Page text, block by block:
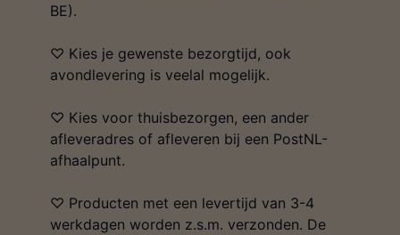
BE).
♡ Kies je gewenste bezorgtijd, ook
avondlevering is veelal mogelijk.
♡ Kies voor thuisbezorgen, een ander
afleveradres of afleveren bij een PostNL-
afhaalpunt.
♡ Producten met een levertijd van 3-4
werkdagen worden z.s.m. verzonden. De